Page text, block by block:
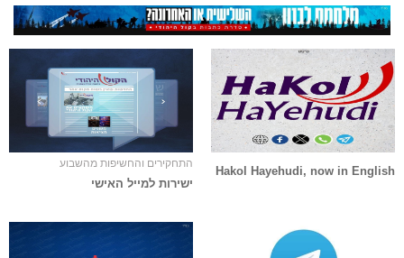
Hakol Hayehudi, now in English
התחקירים והחשיפות מהשבוע
ישירות למייל האישי